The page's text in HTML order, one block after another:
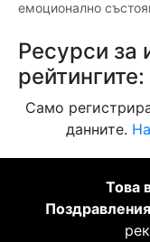
емоционално
Ресурси за
рейтингите:
Само
данните.
Това